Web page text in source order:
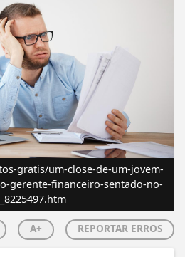
gratis/um-close-de-um-jovem-
gerente-financeiro-sentado-no-
A+ REPORTAR ERROS